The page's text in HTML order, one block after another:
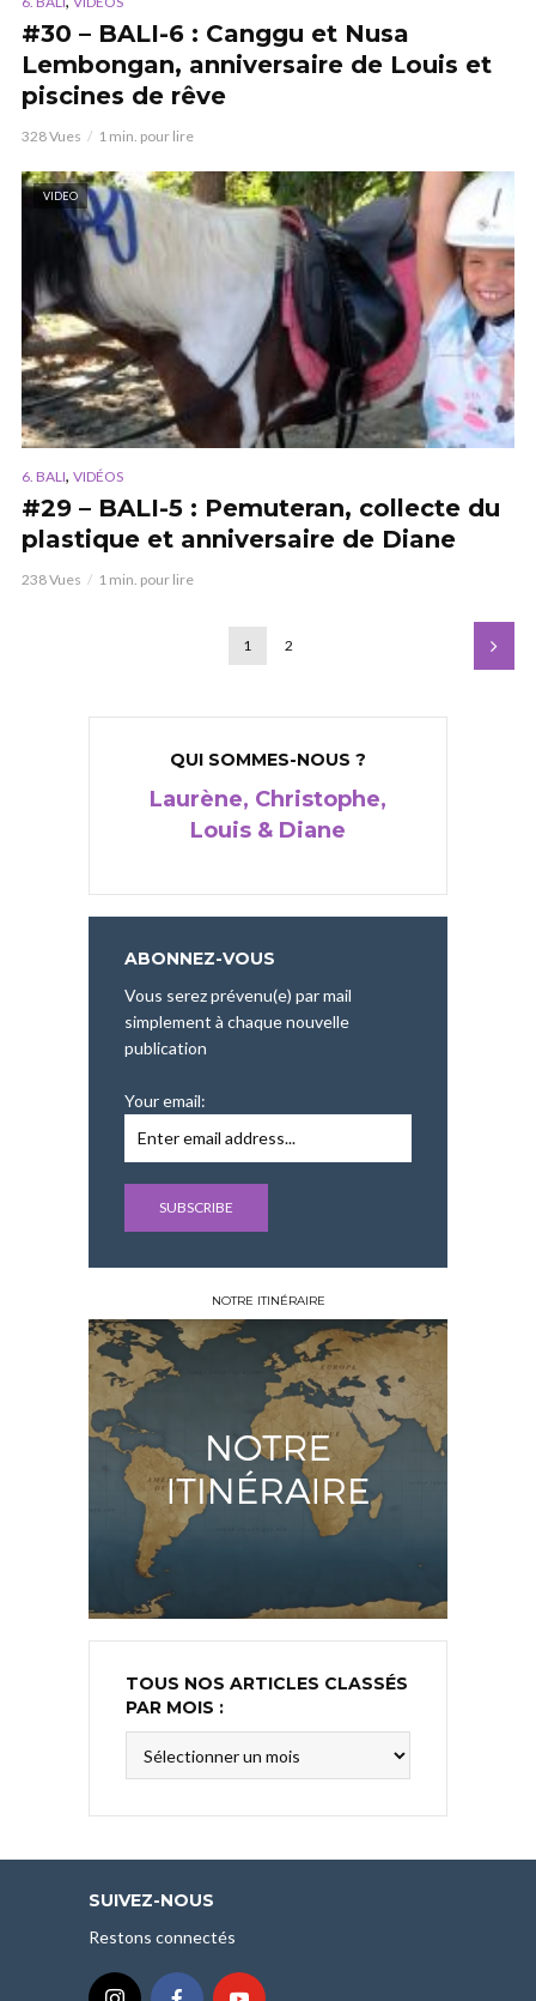
#30 – BALI-6 : Canggu et Nusa
Lembongan, anniversaire de Louis et
piscines de rêve
328 Vues 1 min. pour lire
VIDEO
6. BALI, VIDÉOS
#29 – BALI-5 : Pemuteran, collecte du
plastique et anniversaire de Diane
238 Vues 1 min. pour lire
1 2
QUI SOMMES-NOUS ?
Laurène, Christophe,
Louis & Diane
ABONNEZ-VOUS
Vous serez prévenu(e) par mail
simplement à chaque nouvelle
publication
Your email:
NOTRE ITINÉRAIRE
TOUS NOS ARTICLES CLASSÉS
PAR MOIS :
nos
classés
:
SUIVEZ-NOUS
Restons connectés